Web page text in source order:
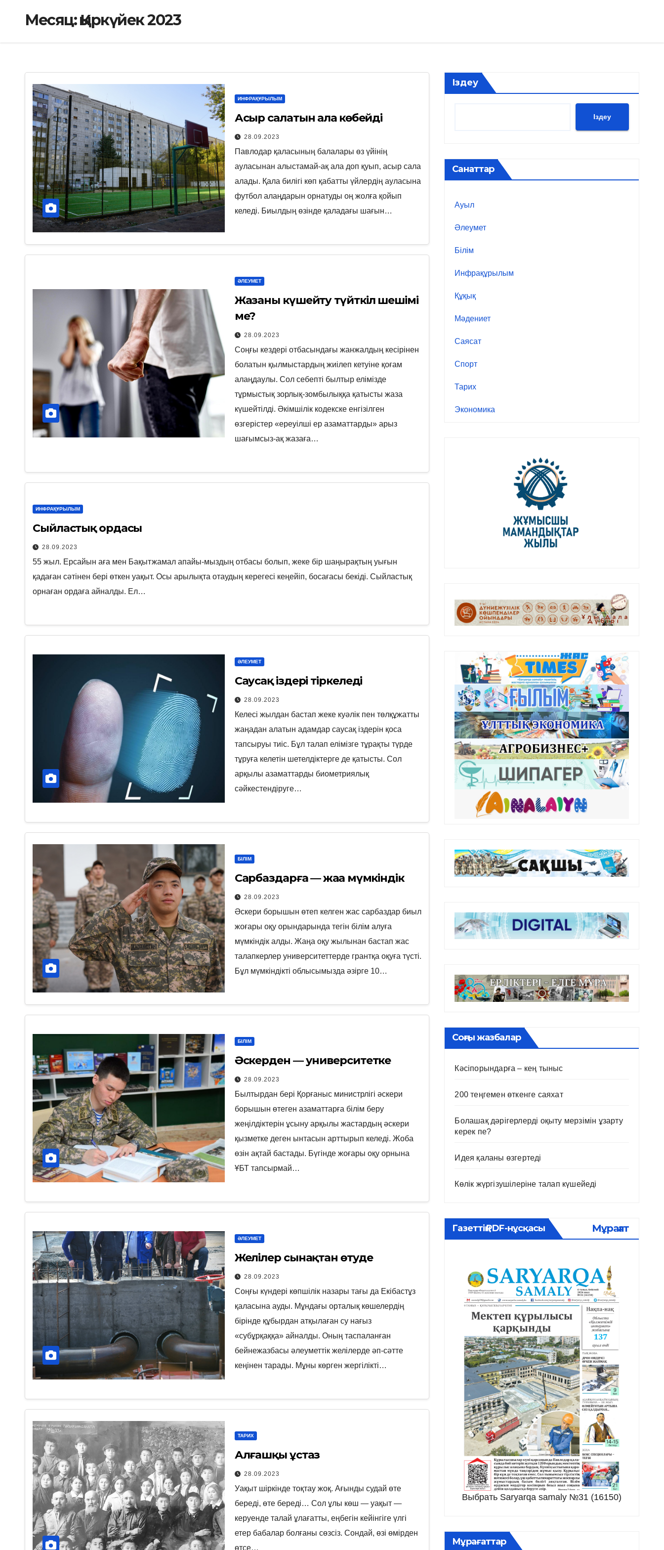
Месяц:Қыркүйек 2023
ИНФРАҚҰРЫЛЫМ
Асыр салатын алаң көбейді
28.09.2023
Павлодар қаласының балалары өз үйінің
ауласынан алыстамай-ақ ала доп қуып, асыр сала
алады. Қала билігі көп қабатты үйлердің ауласына
футбол алаңдарын орнатуды оң жолға қойып
келеді. Биылдың өзінде қаладағы шағын…
ӘЛЕУМЕТ
Жазаны күшейту түйткіл шешімі
ме?
28.09.2023
Соңғы кездері отбасындағы жанжалдың кесірінен
болатын қылмыстардың жиілеп кетуіне қоғам
алаңдаулы. Сол себепті былтыр елімізде
тұрмыстық зорлық-зомбылыққа қатысты жаза
күшейтілді. Әкімшілік кодекске енгізілген
өзгерістер «ереуілші ер азаматтарды» арыз
шағымсыз-ақ жазаға…
ИНФРАҚҰРЫЛЫМ
Сыйластық ордасы
28.09.2023
55 жыл. Ерсайын аға мен Бақытжамал апайы-мыздың отбасы болып, жеке бір шаңырақтың уығын
қадаған сәтінен бері өткен уақыт. Осы арылықта отаудың керегесі кеңейіп, босағасы бекіді. Сыйластық
орнаған ордаға айналды. Ел…
ӘЛЕУМЕТ
Саусақ іздері тіркеледі
28.09.2023
Келесі жылдан бастап жеке куәлік пен төлқұжатты
жаңадан алатын адамдар саусақ іздерін қоса
тапсыруы тиіс. Бұл талап елімізге тұрақты түрде
тұруға келетін шетелдіктерге де қатысты. Сол
арқылы азаматтарды биометриялық
сәйкестендіруге…
БІЛІМ
Сарбаздарға — жаңа мүмкіндік
28.09.2023
Әскери борышын өтеп келген жас сарбаздар биыл
жоғары оқу орындарында тегін білім алуға
мүмкіндік алды. Жаңа оқу жылынан бастап жас
талапкерлер университеттерде грантқа оқуға түсті.
Бұл мүмкіндікті облысымызда әзірге 10…
БІЛІМ
Әскерден — университетке
28.09.2023
Былтырдан бері Қорғаныс министрлігі әскери
борышын өтеген азаматтарға білім беру
жеңілдіктерін ұсыну арқылы жастардың әскери
қызметке деген ынтасын арттырып келеді. Жоба
өзін ақтай бастады. Бүгінде жоғары оқу орнына
ҰБТ тапсырмай…
ӘЛЕУМЕТ
Желілер сынақтан өтуде
28.09.2023
Соңғы күндері көпшілік назары тағы да Екібастұз
қаласына ауды. Мұндағы орталық көшелердің
бірінде құбырдан атқылаған су нағыз
«субұрқаққа» айналды. Оның таспаланған
бейнежазбасы әлеуметтік желілерде әп-сәтте
кеңінен тарады. Мұны көрген жергілікті…
ТАРИХ
Алғашқы ұстаз
28.09.2023
Уақыт шіркінде тоқтау жоқ. Ағынды судай өте
береді, өте береді… Сол ұлы көш — уақыт —
керуенде талай ұлағатты, еңбегін кейінгіге үлгі
етер бабалар болғаны сөзсіз. Сондай, өзі өмірден
өтсе…
Іздеу
Іздеу
Санаттар
Ауыл
Әлеумет
Білім
Инфрақұрылым
Құқық
Мәдениет
Саясат
Спорт
Тарих
Экономика
Соңғы жазбалар
Кәсіпорындарға – кең тыныс
200 теңгемен өткенге саяхат
Болашақ дәрігерлерді оқыту мерзімін ұзарту
керек пе?
Идея қаланы өзгертеді
Көлік жүргізушілеріне талап күшейеді
Газеттің PDF-нұсқасы Мұрағат
Выбрать Saryarqa samaly №31 (16150)
Мұрағаттар